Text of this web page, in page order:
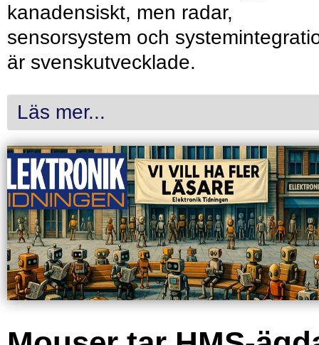
kanadensiskt, men radar,
sensorsystem och
är svenskutvecklade.
Läs mer...